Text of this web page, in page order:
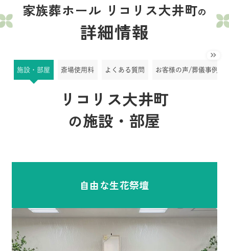
家族葬ホール リコリス大井町の
詳細情報
施設・部屋 斎場使用料 よくある質問 お客様の声/葬儀事例
リコリス大井町
の施設・部屋
自由な生花祭壇